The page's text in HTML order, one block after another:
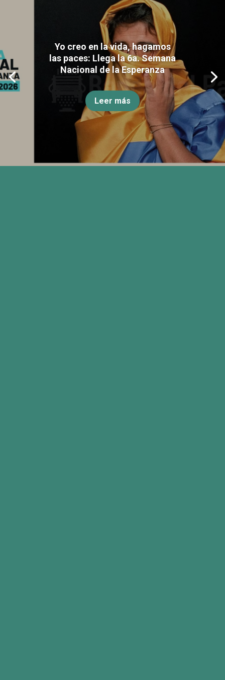
Yo creo en la vida, hagamos
las paces: Llega la 6a. Semana
Nacional de la Esperanza
Leer más